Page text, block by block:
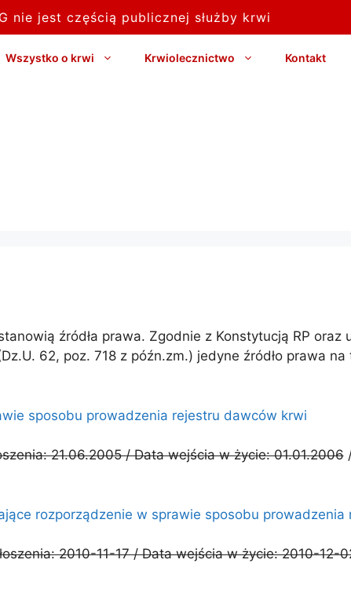
nie jest częścią publicznej służby krwi
Wszystko o krwi Krwiolecznictwo Kontakt
źródła prawa. Zgodnie z Konstytucją RP
62, poz. 718 z późn.zm.) jedyne źródło prawa
sposobu prowadzenia rejestru dawców krwi
21.06.2005 / Data wejścia w życie: 01.01.2006/
rozporządzenie w sprawie sposobu
2010-11-17 / Data wejścia w życie: 2010-12-